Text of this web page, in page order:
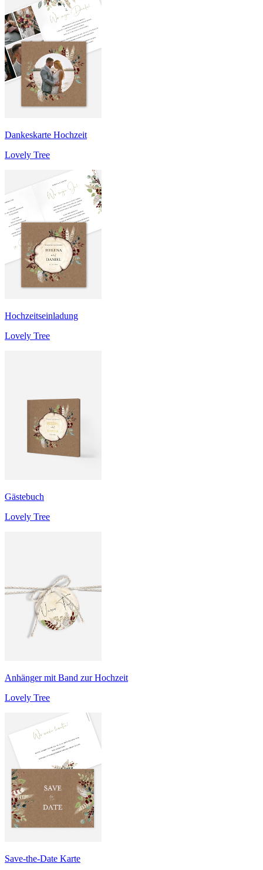
Dankeskarte Hochzeit
Lovely Tree
Hochzeitseinladung
Lovely Tree
Gästebuch
Lovely Tree
Anhänger mit Band zur Hochzeit
Lovely Tree
Save-the-Date Karte